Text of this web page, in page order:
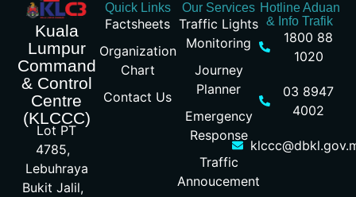
Kuala
Lumpur
Command
& Control
Centre
(KLCCC)
Lot PT
4785,
Lebuhraya
Bukit Jalil,
Quick Links
Factsheets
Organization
Chart
Contact Us
Our Services
Traffic Lights
Monitoring
Journey
Planner
Emergency
Response
Traffic
Annoucement
Hotline Aduan
& Info Trafik
1800 88
1020
03 8947
4002